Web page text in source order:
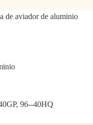
de aviador de aluminio
96--40HQ